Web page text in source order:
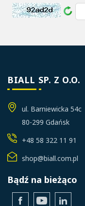
BIALL SP. Z O.O.
ul. Barniewicka 54c
80-299 Gdańsk
+48 58 322 11 91
shop@biall.com.pl
Bądź na bieżąco